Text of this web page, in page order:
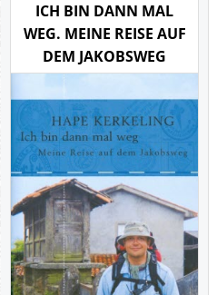
ICH BIN DANN MAL
WEG. MEINE REISE AUF
DEM JAKOBSWEG